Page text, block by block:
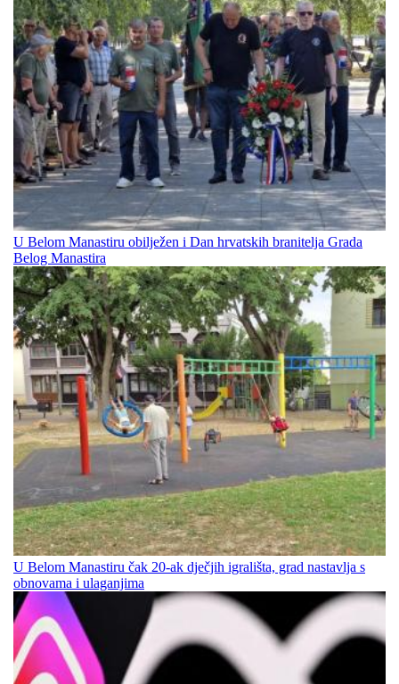
U Belom Manastiru obilježen i Dan hrvatskih branitelja Grada
Belog Manastira
U Belom Manastiru čak 20-ak dječjih igrališta, grad nastavlja s
obnovama i ulaganjima